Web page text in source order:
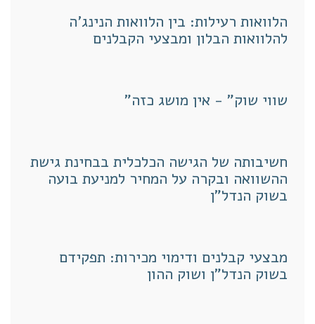
הלוואות רעילות: בין הלוואות הנינג'ה
להלוואות הבלון ומבצעי הקבלנים
שווי שוק" - אין מושג כזה"
חשיבותה של הגישה הכלכלית בבחינת גישת
ההשוואה ובקרה על המחיר למניעת בועה
בשוק הנדל"ן
מבצעי קבלנים ודימוי מכירות: תפקידם
בשוק הנדל"ן ושוק ההון